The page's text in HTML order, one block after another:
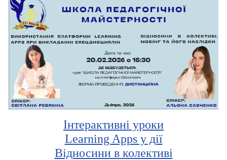
Інтерактивні уроки
Learning Apps у дії
Відносини в колективі